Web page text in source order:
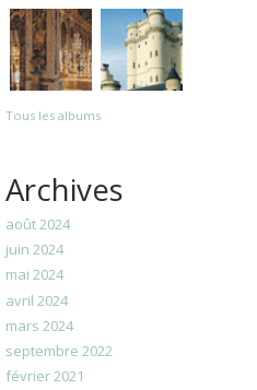
Tous les albums
Archives
août 2024
juin 2024
mai 2024
avril 2024
mars 2024
septembre 2022
février 2021